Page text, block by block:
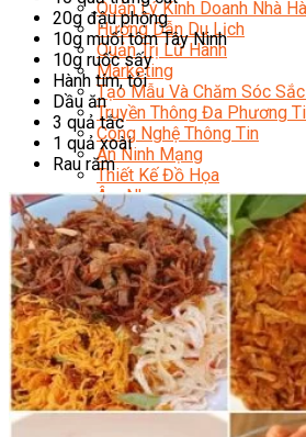
Quản Lý Kinh Doanh Nhà
Hướng Dẫn Du Lịch
Quản Trị Lữ Hành
Marketing
Tạo Mẫu Và Chăm Sóc
Truyền Thông Đa Phương
Công Nghệ Thông Tin
An Ninh Mạng
Thiết Kế Đồ Họa
Âm Nhạc
Điện Công Nghiệp Và Dân
Văn Hóa Phổ Thông
Nâng Cao Năng Lực Tiếng
Tin Tức
HỌC BỔNG 2026
Học kỹ năng
Đào Tạo Nghề
Hoạt Động
Văn Hóa Ẩm Thực Việt Nam
Sự Kiện Hướng Nghiệp Á
Siêu Thị ĐVP Market
20g đậu phộng
10g muối tôm Tây Ninh
10g ruốc sấy
Hành tím, tỏi
Dầu ăn
3 quả tắc
1 quả xoài
Rau răm